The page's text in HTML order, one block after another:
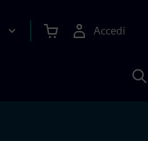
Accedi